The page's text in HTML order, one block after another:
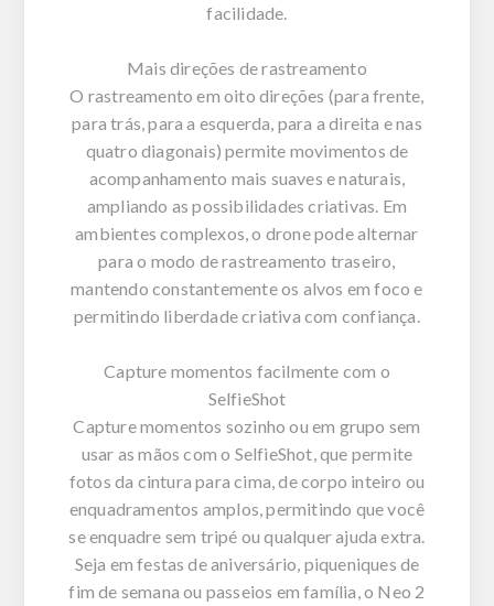
facilidade.
Mais direções de rastreamento
O rastreamento em oito direções (para frente,
para trás, para a esquerda, para a direita e nas
quatro diagonais) permite movimentos de
acompanhamento mais suaves e naturais,
ampliando as possibilidades criativas. Em
ambientes complexos, o drone pode alternar
para o modo de rastreamento traseiro,
mantendo constantemente os alvos em foco e
permitindo liberdade criativa com confiança.
Capture momentos facilmente com o
SelfieShot
Capture momentos sozinho ou em grupo sem
usar as mãos com o SelfieShot, que permite
fotos da cintura para cima, de corpo inteiro ou
enquadramentos amplos, permitindo que você
se enquadre sem tripé ou qualquer ajuda extra.
Seja em festas de aniversário, piqueniques de
fim de semana ou passeios em família, o Neo 2